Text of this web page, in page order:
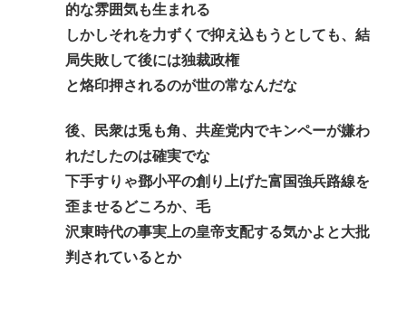
的な雰囲気も生まれる
しかしそれを力ずくで抑え込もうとしても、結
局失敗して後には独裁政権
と烙印押されるのが世の常なんだな
後、民衆は兎も角、共産党内でキンペーが嫌わ
れだしたのは確実でな
下手すりゃ鄧小平の創り上げた富国強兵路線を
歪ませるどころか、毛
沢東時代の事実上の皇帝支配する気かよと大批
判されているとか